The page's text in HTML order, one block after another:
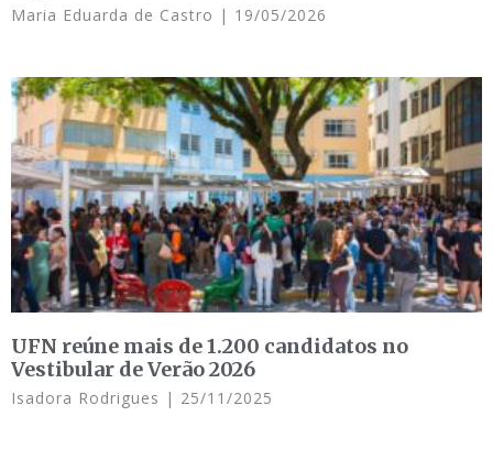
Maria Eduarda de Castro 19/05/2026
UFN reúne mais de 1.200 candidatos no
Vestibular de Verão 2026
Isadora Rodrigues 25/11/2025